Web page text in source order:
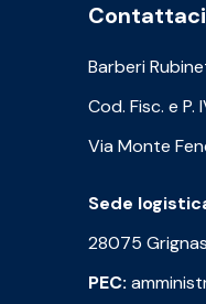
Contattaci
Barberi
Cod. Fisc. e
Via Monte
Sede
28075
PEC: